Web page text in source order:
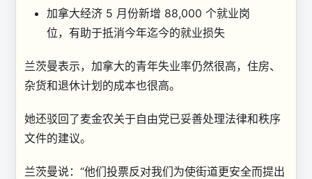
加拿大经济 5 月份新增 88,000 个就业岗
位，有助于抵消今年迄今的就业损失
兰茨曼表示，加拿大的青年失业率仍然很高，住房、
杂货和退休计划的成本也很高。
她还驳回了麦金农关于自由党已妥善处理法律和秩序
文件的建议。
兰茨曼说：“他们投票反对我们为使街道更安全而提出